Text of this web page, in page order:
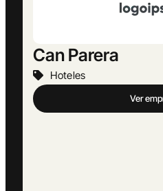
Europeu
Hoteles
Ver